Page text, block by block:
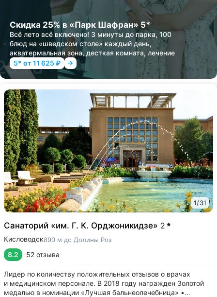
Скидка 25% в «Парк Шафран» 5*
Всё лето всё включено! 3 минуты до парка, 100
блюд на «шведском столе» каждый день,
акватермальная зона, десткая комната, лечение
5* от 11 625 ₽
1/31
Санаторий «им. Г. К. Орджоникидзе» 2
Кисловодск890 м до Долины Роз
8.2 52 отзыва
Лидер по количеству положительных отзывов о врачах
и медицинском персонале. В 2018 году награжден Золотой
медалью в номинации «Лучшая бальнеолечебница» •